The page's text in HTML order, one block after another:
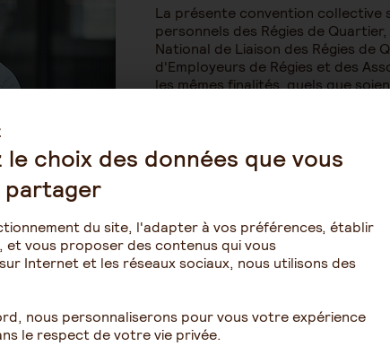
La présente convention collective
personnels des Régies de
National de Liaison des Régies de
d'Employeurs de Régies et des
les mêmes finalités, quels que
Compétence territoriale :
Les avantages de
le choix des données que vous
partager
du site, l'adapter à vos préférences, établir
et vous proposer des contenus qui vous
Internet et les réseaux sociaux, nous utilisons des
nous personnaliserons pour vous votre expérience
le respect de votre vie privée.